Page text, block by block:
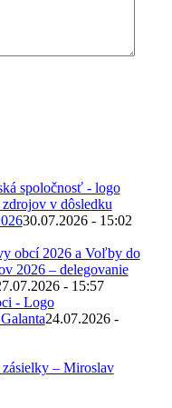
v dôsledku
30.07.2026 - 15:02
obcí 2026 a Voľby do
2026 – delegovanie
- 15:57
24.07.2026 -
– Miroslav